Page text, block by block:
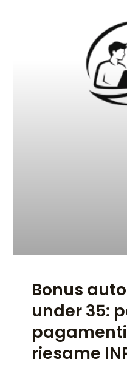
Bonus
under 35:
riesame